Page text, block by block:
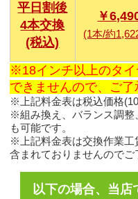
平日割後
4本交換
(税込)
￥
(1本/約
※18インチ以上のタ
できませんので、ご了
※上記料金表は税込価格
※組み換え、バランス調整
も可能です。
※上記料金表は交換作業工
含まれておりませんのでご
以下の場合、当